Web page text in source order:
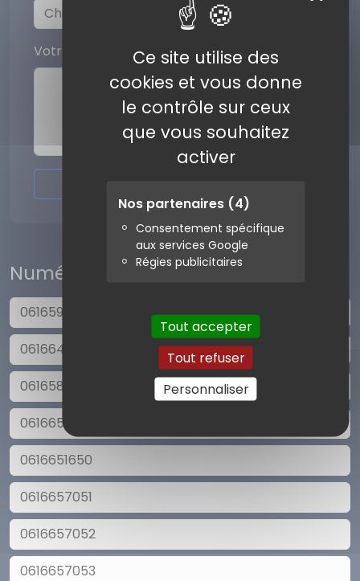
Ce site utilise des
cookies et vous donne
le contrôle sur ceux
que vous souhaitez
activer
Nos partenaires (4)
Consentement spécifique
aux services Google
Régies publicitaires
Tout accepter
Tout refuser
Personnaliser
Votre commentaire
Numéros similaires
0616593977
0616640434
0616581113
0616651649
0616651650
0616657051
0616657052
0616657053